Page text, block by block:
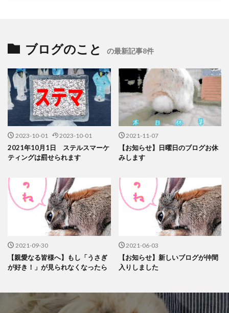
ブログのこと の最新記事8件
2023-10-01 2023-10-01
2021年10月1日 ステルスマーケ
ティングは罰せられます
2021-11-07
【お知らせ】日曜日のブログお休
みします
2021-09-30
【親愛なる皆様へ】もし「うさぎ
が好き！」が見られなくなったら
2021-06-03
【お知らせ】新しいブログが仲間
入りしました